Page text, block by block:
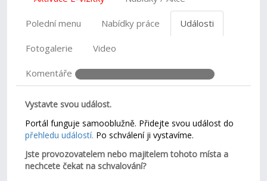
Polední menu Nabídky práce Události
Fotogalerie Video
Komentáře
Vystavte svou událost.
Portál funguje samooblužně. Přidejte svou událost do
přehledu událostí. Po schválení ji vystavíme.
Jste provozovatelem nebo majitelem tohoto místa a
nechcete čekat na schvalování?